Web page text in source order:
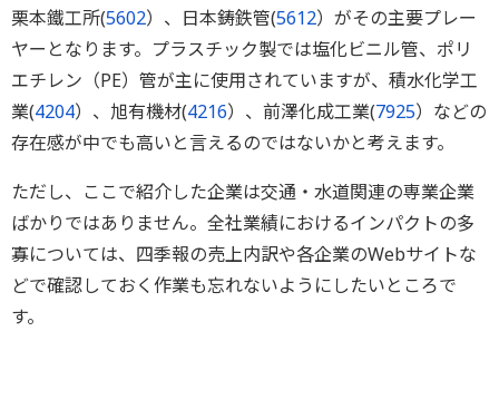
栗本鐵工所(5602）、日本鋳鉄管(5612）がその主要プレー
ヤーとなります。プラスチック製では塩化ビニル管、ポリ
エチレン（PE）管が主に使用されていますが、積水化学工
業(4204）、旭有機材(4216）、前澤化成工業(7925）などの
存在感が中でも高いと言えるのではないかと考えます。
ただし、ここで紹介した企業は交通・水道関連の専業企業
ばかりではありません。全社業績におけるインパクトの多
寡については、四季報の売上内訳や各企業のWebサイトな
どで確認しておく作業も忘れないようにしたいところで
す。